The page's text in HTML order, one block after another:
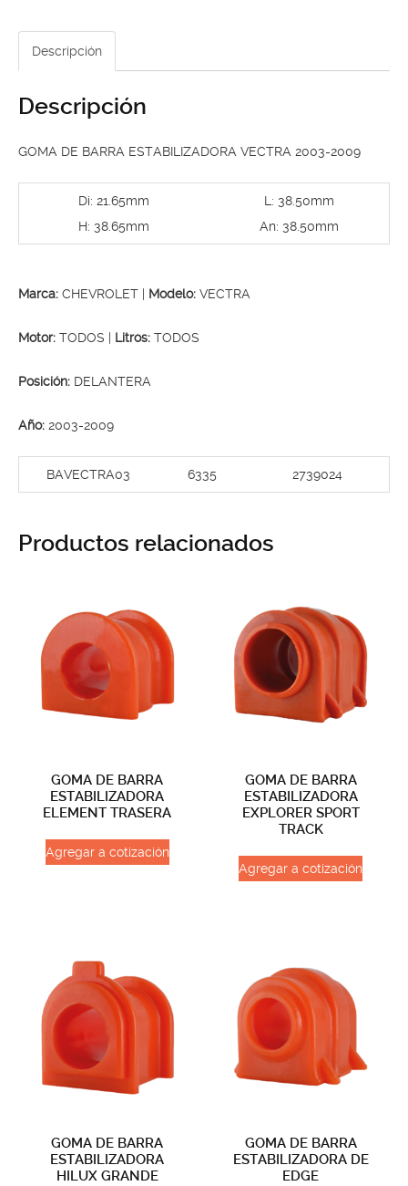
Descripción
Descripción
GOMA DE BARRA ESTABILIZADORA VECTRA 2003-2009
Di: 21.65mm
H: 38.65mm
L: 38.50mm
An: 38.50mm
Marca: CHEVROLET | Modelo: VECTRA
Motor: TODOS | Litros: TODOS
Posición: DELANTERA
Año: 2003-2009
BAVECTRA03 6335 2739024
Productos relacionados
GOMA DE BARRA
ESTABILIZADORA
ELEMENT TRASERA
Agregar a cotización
GOMA DE BARRA
ESTABILIZADORA
EXPLORER SPORT
TRACK
Agregar a cotización
GOMA DE BARRA
ESTABILIZADORA
HILUX GRANDE
GOMA DE BARRA
ESTABILIZADORA DE
EDGE